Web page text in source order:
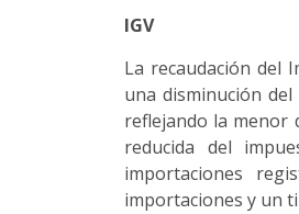
IGV
La recaudación del
una disminución del
reflejando la menor
reducida del
importaciones
importaciones y un